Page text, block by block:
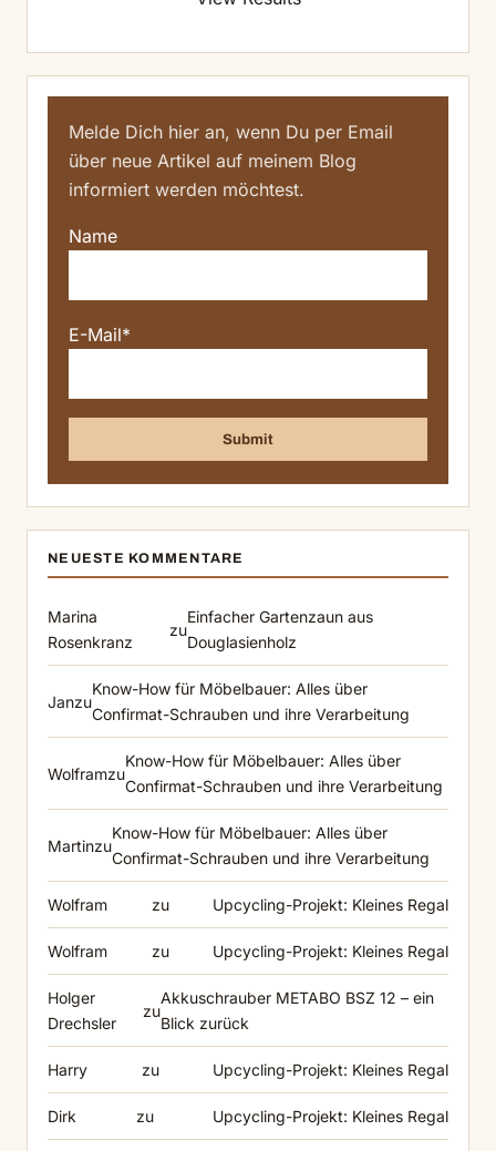
Melde Dich hier an, wenn Du per Email
über neue Artikel auf meinem Blog
informiert werden möchtest.
Name
E-Mail*
NEUESTE KOMMENTARE
Marina
Rosenkranz
zu
Einfacher Gartenzaun aus
Douglasienholz
Janzu
Know-How für Möbelbauer: Alles über
Confirmat-Schrauben und ihre Verarbeitung
Wolframzu
Know-How für Möbelbauer: Alles über
Confirmat-Schrauben und ihre Verarbeitung
Martinzu
Know-How für Möbelbauer: Alles über
Confirmat-Schrauben und ihre Verarbeitung
Wolfram zu Upcycling-Projekt: Kleines Regal
Wolfram zu Upcycling-Projekt: Kleines Regal
Holger
Drechsler
zu
Akkuschrauber METABO BSZ 12 – ein
Blick zurück
Harry zu Upcycling-Projekt: Kleines Regal
Dirk zu Upcycling-Projekt: Kleines Regal